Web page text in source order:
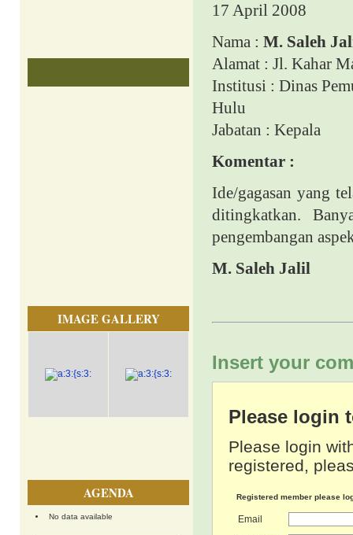
IMAGE GALLERY
AGENDA
No data available
17 April 2008
Nama : M. Saleh
Alamat : Jl. Kahar
Institusi : Dinas
Hulu
Jabatan : Kepala
Komentar :
Ide/gagasan yang
ditingkatkan.
pengembangan
M. Saleh Jalil
Insert your
Please login
Please login
registered,
Registered member please
Email